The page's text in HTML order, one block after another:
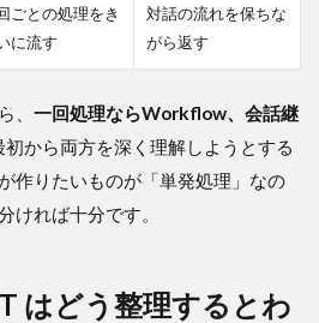
ごとの処理をき
に流す
対話の流れを保ちな
がら返す
、 一回処理ならWorkflow、会話継
初から両方を深く理解しようとする
作りたいものが「単発処理」なの
ければ十分です。
はどう整理するとわ